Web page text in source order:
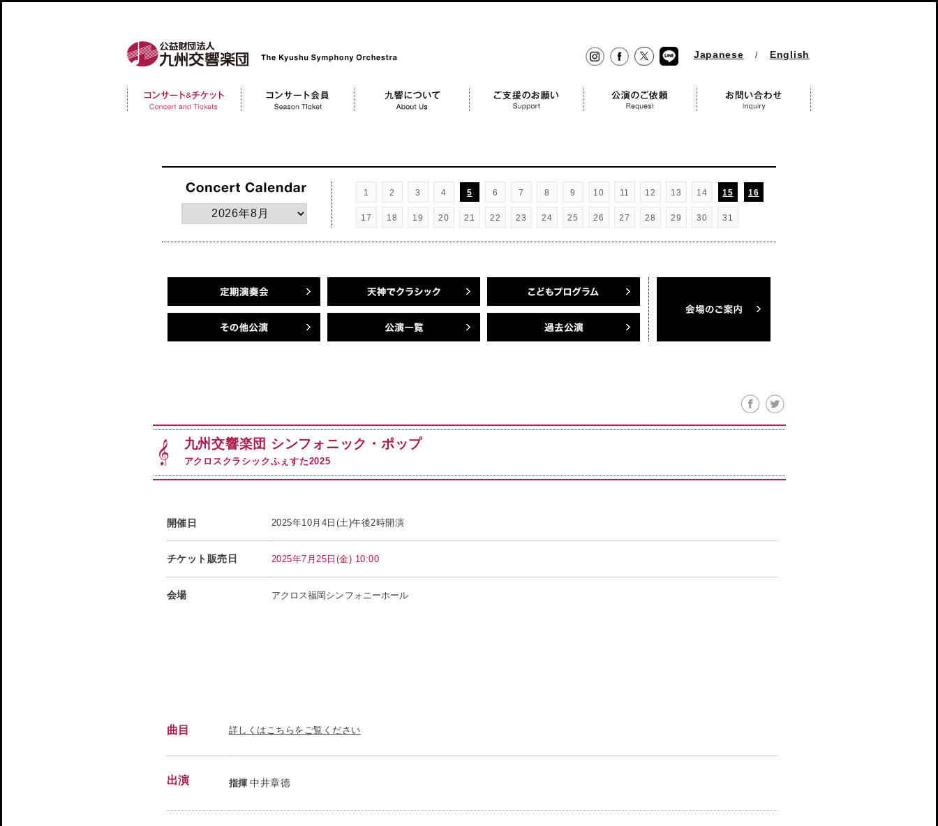
Twitter
Japanese / English
1 2 3 4 5 6 7 8 9 10 11 12 13 14 15 16
17 18 19 20 21 22 23 24 25 26 27 28 29 30 31
定期演奏会 天神でクラシック 名曲・午後のオーケストラ
九州交響楽団 シンフォニック・ポップ
アクロスクラシックふぇすた2025
開催日 2025年10月4日(土)午後2時開演
チケット販売日 2025年7月25日(金) 10:00
会場 アクロス福岡シンフォニーホール
曲目 詳しくはこちらをご覧ください
出演 指揮中井章徳